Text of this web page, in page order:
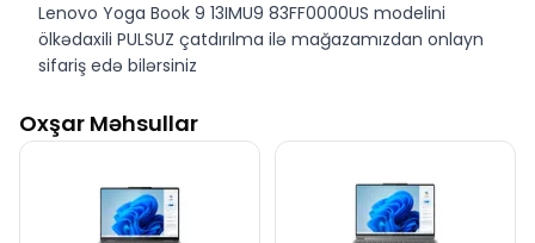
Lenovo Yoga Book 9 13IMU9 83FF0000US modelini
ölkədaxili PULSUZ çatdırılma ilə mağazamızdan onlayn
sifariş edə bilərsiniz
Bakıda Evocomp mağazasında nəğd və köçürmə yolu
Oxşar Məhsullar